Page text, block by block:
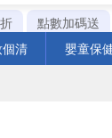
點數加碼送
清 嬰童保